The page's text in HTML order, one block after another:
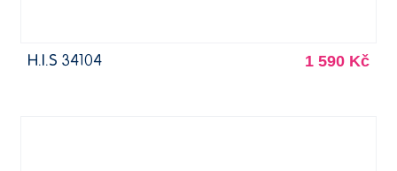
H.I.S 34104 1 590 Kč